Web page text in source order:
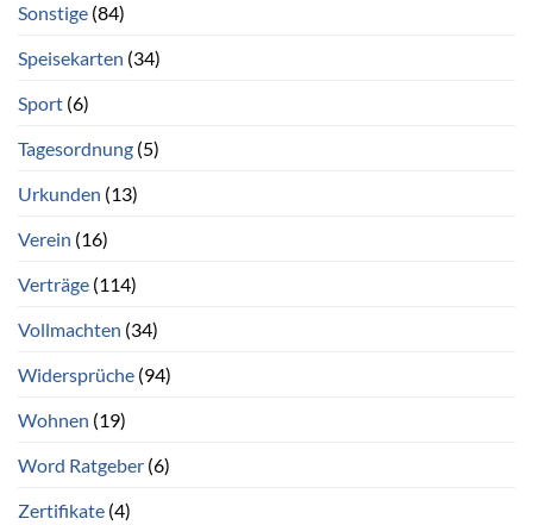
Sonstige (84)
Speisekarten (34)
Sport (6)
Tagesordnung (5)
Urkunden (13)
Verein (16)
Verträge (114)
Vollmachten (34)
Widersprüche (94)
Wohnen (19)
Word Ratgeber (6)
Zertifikate (4)